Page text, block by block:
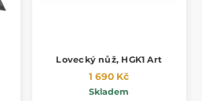
Lovecký nůž, HGK1 Art
1 690 Kč
Skladem